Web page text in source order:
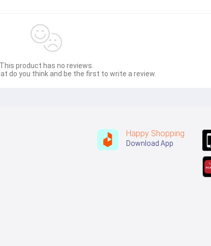
This product has no reviews.
do you think and be the first to write a review.
Happy Shopping
Download App